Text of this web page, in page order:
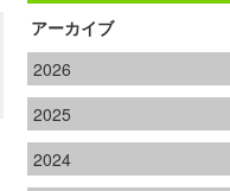
アーカイブ
2026
2025
2024